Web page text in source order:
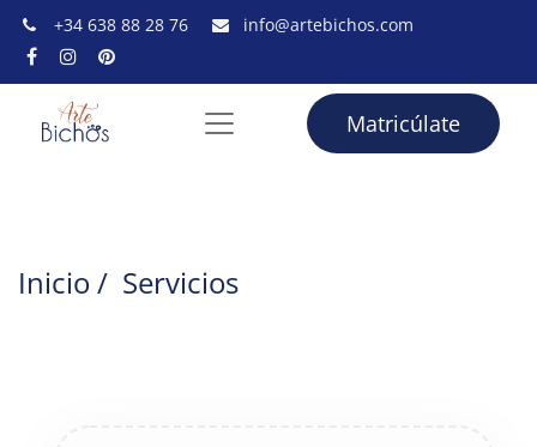
+34 638 88 28 76 info@artebichos.com
Matricúlate
Inicio/ Servicios